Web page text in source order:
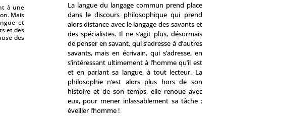
à une
Mais
et
et des
des
La langue du langage commun prend place
dans le discours philosophique qui prend
alors distance avec le langage des savants et
des spécialistes. Il ne s’agit plus, désormais
de penser en savant, qui s’adresse à d’autres
savants, mais en écrivain, qui s’adresse, en
s’intéressant ultimement à l’homme qu’il est
et en parlant sa langue, à tout lecteur. La
philosophie n’est alors plus hors de son
histoire et de son temps, elle renoue avec
eux, pour mener inlassablement sa tâche :
éveiller l’homme !